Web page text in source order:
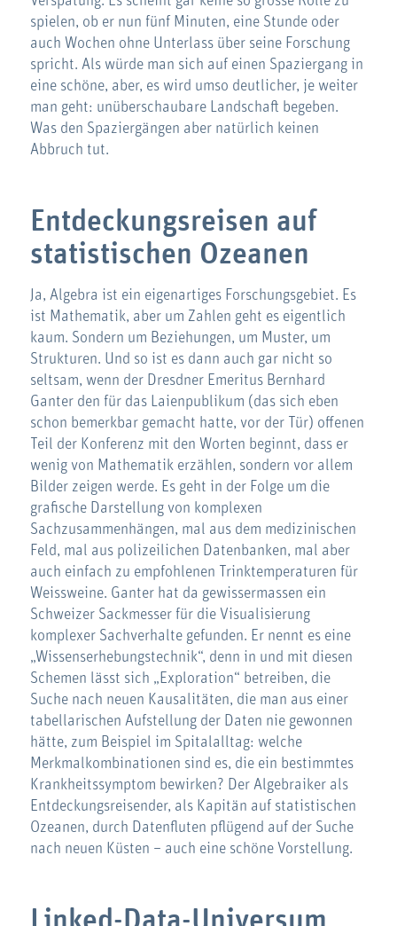
spielen, ob er nun fünf Minuten, eine Stunde oder
auch Wochen ohne Unterlass über seine Forschung
spricht. Als würde man sich auf einen Spaziergang in
eine schöne, aber, es wird umso deutlicher, je weiter
man geht: unüberschaubare Landschaft begeben.
Was den Spaziergängen aber natürlich keinen
Abbruch tut.
Entdeckungsreisen auf
statistischen Ozeanen
Ja, Algebra ist ein eigenartiges Forschungsgebiet. Es
ist Mathematik, aber um Zahlen geht es eigentlich
kaum. Sondern um Beziehungen, um Muster, um
Strukturen. Und so ist es dann auch gar nicht so
seltsam, wenn der Dresdner Emeritus Bernhard
Ganter den für das Laienpublikum (das sich eben
schon bemerkbar gemacht hatte, vor der Tür) offenen
Teil der Konferenz mit den Worten beginnt, dass er
wenig von Mathematik erzählen, sondern vor allem
Bilder zeigen werde. Es geht in der Folge um die
grafische Darstellung von komplexen
Sachzusammenhängen, mal aus dem medizinischen
Feld, mal aus polizeilichen Datenbanken, mal aber
auch einfach zu empfohlenen Trinktemperaturen für
Weissweine. Ganter hat da gewissermassen ein
Schweizer Sackmesser für die Visualisierung
komplexer Sachverhalte gefunden. Er nennt es eine
„Wissenserhebungstechnik“, denn in und mit diesen
Schemen lässt sich „Exploration“ betreiben, die
Suche nach neuen Kausalitäten, die man aus einer
tabellarischen Aufstellung der Daten nie gewonnen
hätte, zum Beispiel im Spitalalltag: welche
Merkmalkombinationen sind es, die ein bestimmtes
Krankheitssymptom bewirken? Der Algebraiker als
Entdeckungsreisender, als Kapitän auf statistischen
Ozeanen, durch Datenfluten pflügend auf der Suche
nach neuen Küsten – auch eine schöne Vorstellung.